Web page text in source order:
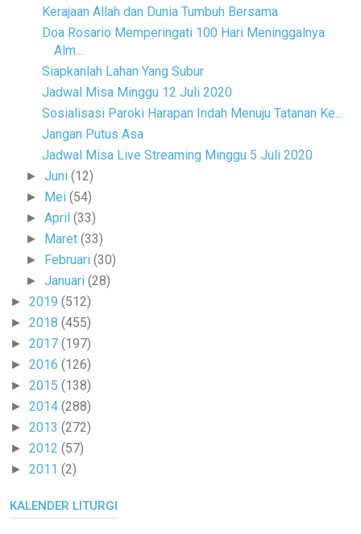
Kerajaan Allah dan Dunia Tumbuh Bersama
Doa Rosario Memperingati 100 Hari Meninggalnya
Alm...
Siapkanlah Lahan Yang Subur
Jadwal Misa Minggu 12 Juli 2020
Sosialisasi Paroki Harapan Indah Menuju Tatanan Ke...
Jangan Putus Asa
Jadwal Misa Live Streaming Minggu 5 Juli 2020
►Juni(12)
► Mei(54)
►April(33)
► Maret(33)
► Februari(30)
►Januari(28)
► 2019 (512)
► 2018 (455)
► 2017 (197)
► 2016 (126)
► 2015 (138)
► 2014 (288)
► 2013 (272)
► 2012 (57)
► 2011 (2)
KALENDER LITURGI